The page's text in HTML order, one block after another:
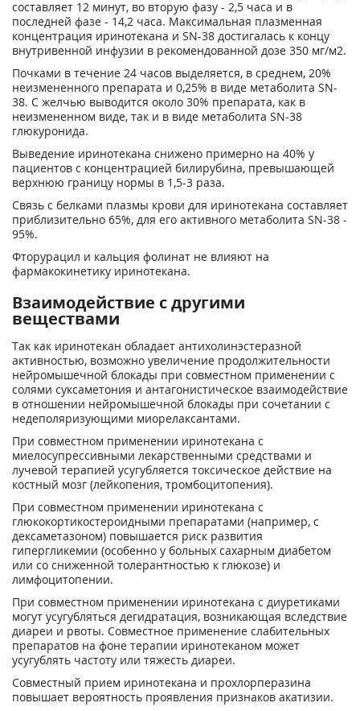
составляет 12 минут, во вторую фазу - 2,5 часа и в
последней фазе - 14,2 часа. Максимальная плазменная
концентрация иринотекана и SN-38 достигалась к концу
внутривенной инфузии в рекомендованной дозе 350 мг/м2.
Почками в течение 24 часов выделяется, в среднем, 20%
неизмененного препарата и 0,25% в виде метаболита SN-
38. С желчью выводится около 30% препарата, как в
неизмененном виде, так и в виде метаболита SN-38
глюкуронида.
Выведение иринотекана снижено примерно на 40% у
пациентов с концентрацией билирубина, превышающей
верхнюю границу нормы в 1,5-3 раза.
Связь с белками плазмы крови для иринотекана составляет
приблизительно 65%, для его активного метаболита SN-38 -
95%.
Фторурацил и кальция фолинат не влияют на
фармакокинетику иринотекана.
Взаимодействие с другими
веществами
Так как иринотекан обладает антихолинэстеразной
активностью, возможно увеличение продолжительности
нейромышечной блокады при совместном применении с
солями суксаметония и антагонистическое взаимодействие
в отношении нейромышечной блокады при сочетании с
недеполяризующими миорелаксантами.
При совместном применении иринотекана с
миелосупрессивными лекарственными средствами и
лучевой терапией усугубляется токсическое действие на
костный мозг (лейкопения, тромбоцитопения).
При совместном применении иринотекана с
глюкокортикостероидными препаратами (например, с
дексаметазоном) повышается риск развития
гипергликемии (особенно у больных сахарным диабетом
или со сниженной толерантностью к глюкозе) и
лимфоцитопении.
При совместном применении иринотекана с диуретиками
могут усугубляться дегидратация, возникающая вследствие
диареи и рвоты. Совместное применение слабительных
препаратов на фоне терапии иринотеканом может
усугублять частоту или тяжесть диареи.
Совместный прием иринотекана и прохлорперазина
повышает вероятность проявления признаков акатизии.